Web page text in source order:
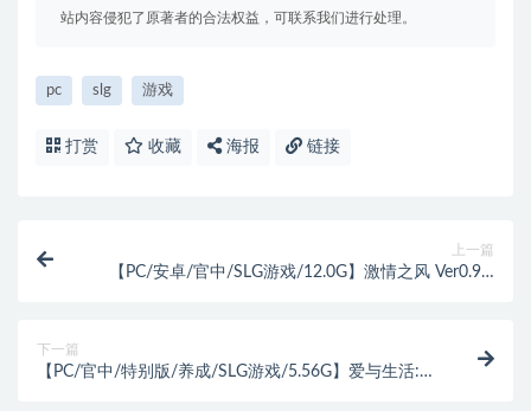
站内容侵犯了原著者的合法权益，可联系我们进行处理。
pc slg 游戏
打赏 收藏 海报 链接
上一篇
【PC/安卓/官中/SLG游戏/12.0G】激情之风 Ver0.9.0
下一篇
【PC/官中/特别版/养成/SLG游戏/5.56G】爱与生活:幸